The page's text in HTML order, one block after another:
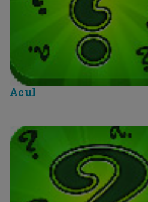
Acul